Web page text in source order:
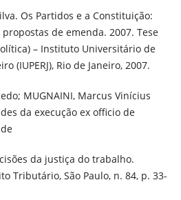
Os Partidos e a Constituição:
de emenda. 2007. Tese
– Instituto Universitário de
(IUPERJ), Rio de Janeiro, 2007.
MUGNAINI, Marcus Vinícius
da execução ex officio de
da justiça do trabalho.
Tributário, São Paulo, n. 84, p. 33-